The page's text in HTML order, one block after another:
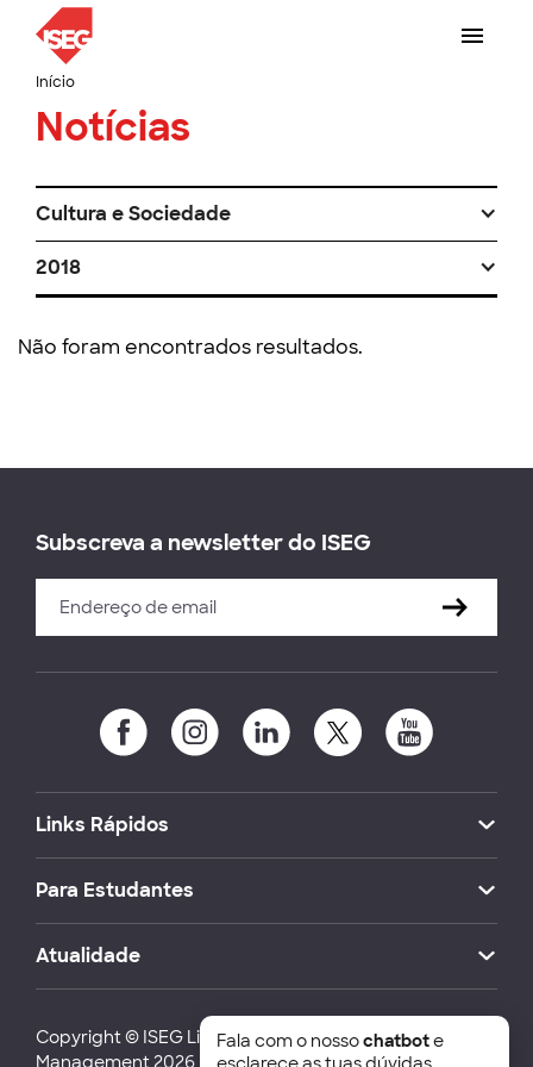
Início
Notícias
Cultura e Sociedade
2018
Não foram encontrados resultados.
Subscreva a newsletter do ISEG
Links Rápidos
Para Estudantes
Atualidade
Copyright © ISEG Lisbon School of Economics and
Management 2026
Fala com o nossochatbote